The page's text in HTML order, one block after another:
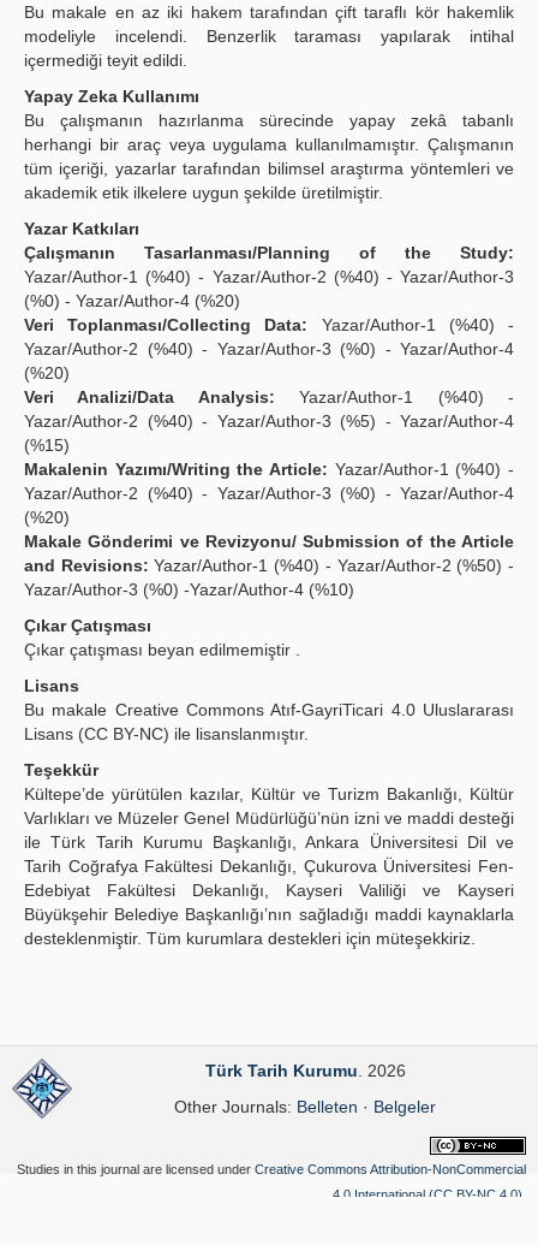
Bu makale en az iki hakem tarafından çift taraflı kör hakemlik
modeliyle incelendi. Benzerlik taraması yapılarak intihal
içermediği teyit edildi.
Yapay Zeka Kullanımı
Bu çalışmanın hazırlanma sürecinde yapay zekâ tabanlı
herhangi bir araç veya uygulama kullanılmamıştır. Çalışmanın
tüm içeriği, yazarlar tarafından bilimsel araştırma yöntemleri ve
akademik etik ilkelere uygun şekilde üretilmiştir.
Yazar Katkıları
Çalışmanın Tasarlanması/Planning of the Study:
Yazar/Author-1 (%40) - Yazar/Author-2 (%40) - Yazar/Author-3
(%0) - Yazar/Author-4 (%20)
Veri Toplanması/Collecting Data: Yazar/Author-1 (%40) -
Yazar/Author-2 (%40) - Yazar/Author-3 (%0) - Yazar/Author-4
(%20)
Veri Analizi/Data Analysis: Yazar/Author-1 (%40) -
Yazar/Author-2 (%40) - Yazar/Author-3 (%5) - Yazar/Author-4
(%15)
Makalenin Yazımı/Writing the Article: Yazar/Author-1 (%40) -
Yazar/Author-2 (%40) - Yazar/Author-3 (%0) - Yazar/Author-4
(%20)
Makale Gönderimi ve Revizyonu/ Submission of the Article
and Revisions: Yazar/Author-1 (%40) - Yazar/Author-2 (%50) -
Yazar/Author-3 (%0) -Yazar/Author-4 (%10)
Çıkar Çatışması
Çıkar çatışması beyan edilmemiştir .
Lisans
Bu makale Creative Commons Atıf-GayriTicari 4.0 Uluslararası
Lisans (CC BY-NC) ile lisanslanmıştır.
Teşekkür
Kültepe’de yürütülen kazılar, Kültür ve Turizm Bakanlığı, Kültür
Varlıkları ve Müzeler Genel Müdürlüğü’nün izni ve maddi desteği
ile Türk Tarih Kurumu Başkanlığı, Ankara Üniversitesi Dil ve
Tarih Coğrafya Fakültesi Dekanlığı, Çukurova Üniversitesi Fen-
Edebiyat Fakültesi Dekanlığı, Kayseri Valiliği ve Kayseri
Büyükşehir Belediye Başkanlığı’nın sağladığı maddi kaynaklarla
desteklenmiştir. Tüm kurumlara destekleri için müteşekkiriz.
Türk Tarih Kurumu . 2026
Other Journals: Belleten · Belgeler
Studies in this journal are licensed under Creative Commons Attribution-NonCommercial
4.0 International (CC BY-NC 4.0)